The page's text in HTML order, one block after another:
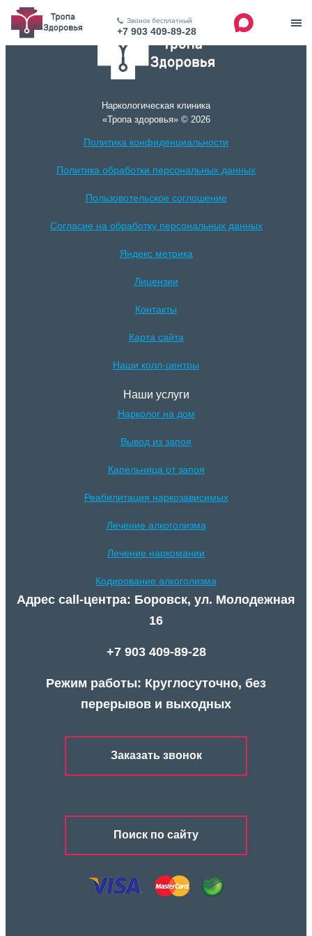
Звонок бесплатный
+7 903 409-89-28
Наркологическая клиника
«Тропа здоровья» © 2026
Политика конфиденциальности
Политика обработки персональных данных
Пользовотельское соглошение
Согласие на обработку персональных данных
Яндекс метрика
Лицензии
Контакты
Карта сайта
Наши колл-центры
Наши услуги
Нарколог на дом
Вывод из запоя
Капельница от запоя
Реабилитация наркозависимых
Лечение алкоголизма
Лечение наркомании
Кодирование алкоголизма
Адрес call-центра: Боровск, ул. Молодежная
16
+7 903 409-89-28
Режим работы: Круглосуточно, без
перерывов и выходных
Заказать звонок
Поиск по сайту